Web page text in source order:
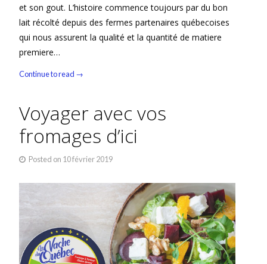
et son gout. L’histoire commence toujours par du bon
lait récolté depuis des fermes partenaires québecoises
qui nous assurent la qualité et la quantité de matiere
premiere…
Continue to read →
Voyager avec vos
fromages d’ici
Posted on 10 février 2019